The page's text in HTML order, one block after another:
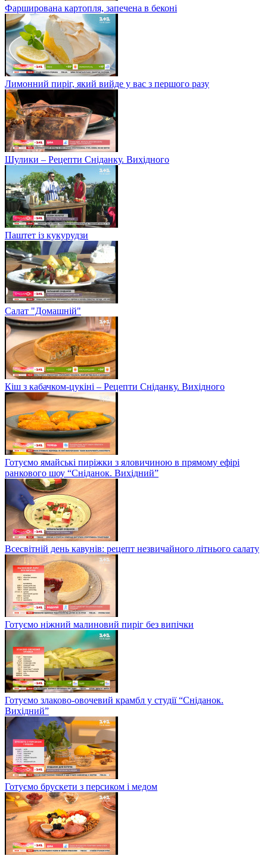
Фарширована картопля, запечена в беконі
Лимонний пиріг, який вийде у вас з першого разу
Шулики – Рецепти Сніданку. Вихідного
Паштет із кукурудзи
Салат "Домашній"
Кіш з кабачком-цукіні – Рецепти Сніданку. Вихідного
Готуємо ямайські пиріжки з яловичиною в прямому ефірі
ранкового шоу “Сніданок. Вихідний”
Всесвітній день кавунів: рецепт незвичайного літнього салату
Готуємо ніжний малиновий пиріг без випічки
Готуємо злаково-овочевий крамбл у студії “Сніданок.
Вихідний”
Готуємо брускети з персиком і медом